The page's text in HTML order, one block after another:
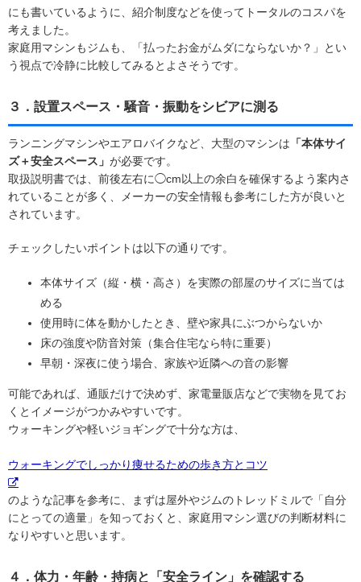
にも書いているように、紹介制度などを使ってトータルのコスパを
考えました。
家庭用マシンもジムも、「払ったお金がムダにならないか？」とい
う視点で冷静に比較してみるとよさそうです。
３．設置スペース・騒音・振動をシビアに測る
ランニングマシンやエアロバイクなど、大型のマシンは 「本体サイ
ズ＋安全スペース」 が必要です。
取扱説明書では、前後左右に◯cm以上の余白を確保するよう案内さ
れていることが多く、メーカーの安全情報も参考にした方が良いと
されています。
チェックしたいポイントは以下の通りです。
本体サイズ（縦・横・高さ）を実際の部屋のサイズに当ては
める
使用時に体を動かしたとき、壁や家具にぶつからないか
床の強度や防音対策（集合住宅なら特に重要）
早朝・深夜に使う場合、家族や近隣への音の影響
可能であれば、通販だけで決めず、家電量販店などで実物を見てお
くとイメージがつかみやすいです。
ウォーキングや軽いジョギングで十分な方は、
ウォーキングでしっかり痩せるための歩き方とコツ
のような記事を参考に、まずは屋外やジムのトレッドミルで「自分
にとっての適量」を知っておくと、家庭用マシン選びの判断材料に
なりやすいと思います。
４．体力・年齢・持病と「安全ライン」を確認する